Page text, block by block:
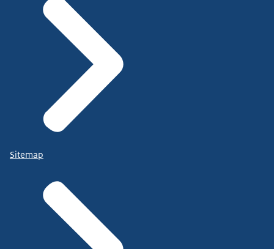
Sitemap